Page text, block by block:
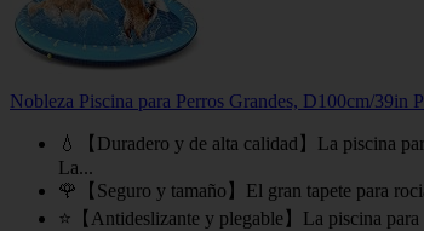
Nobleza Piscina para Perros Grandes, D100cm/39in
💧【Duradero y de alta calidad】La piscina
La...
🌹【Seguro y tamaño】El gran tapete para
⭐【Antideslizante y plegable】La piscina para